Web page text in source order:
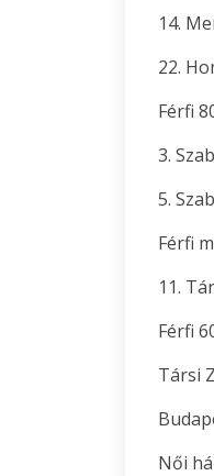
14.
22.
Férfi
3.
5.
Férfi
11.
Férfi
Társi
Női